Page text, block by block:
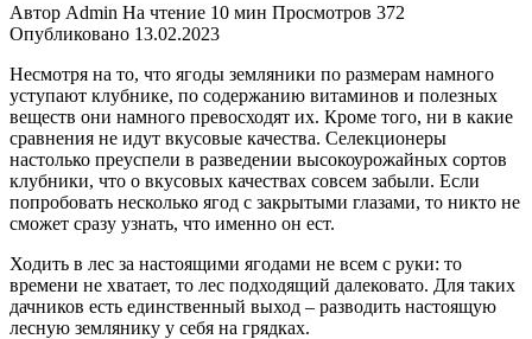
Автор Admin На чтение 10 мин Просмотров 372
Опубликовано 13.02.2023
Несмотря на то, что ягоды земляники по размерам намного
уступают клубнике, по содержанию витаминов и полезных
веществ они намного превосходят их. Кроме того, ни в какие
сравнения не идут вкусовые качества. Селекционеры
настолько преуспели в разведении высокоурожайных сортов
клубники, что о вкусовых качествах совсем забыли. Если
попробовать несколько ягод с закрытыми глазами, то никто не
сможет сразу узнать, что именно он ест.
Ходить в лес за настоящими ягодами не всем с руки: то
времени не хватает, то лес подходящий далековато. Для таких
дачников есть единственный выход – разводить настоящую
лесную землянику у себя на грядках.